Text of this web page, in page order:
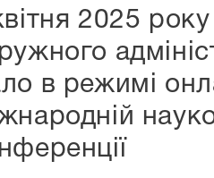
2025
в режимі